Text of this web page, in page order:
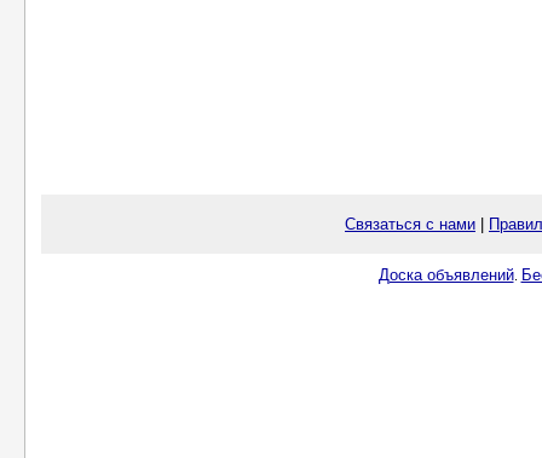
Связаться с нами
Доска объявлений.